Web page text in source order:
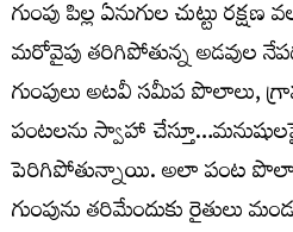
గుంపు పిల్ల ఏనుగుల చుట్టు
మరోవైపు తరిగిపోతున్న అడవుల
గుంపులు అటవీ సమీప పొలాలు,
పంటలను స్వాహా
పెరిగిపోతున్నాయి. అలా పంట
గుంపును తరిమేందుకు రైతులు